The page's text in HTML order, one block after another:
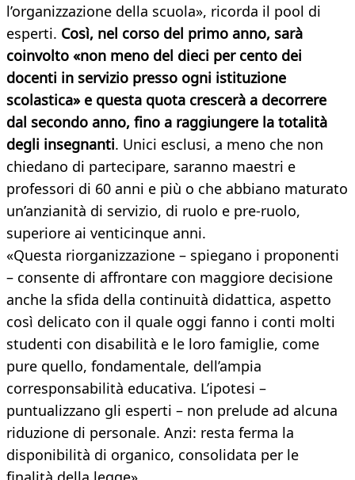
l’organizzazione della scuola», ricorda il pool di
esperti. Così, nel corso del primo anno, sarà
coinvolto «non meno del dieci per cento dei
docenti in servizio presso ogni istituzione
scolastica» e questa quota crescerà a decorrere
dal secondo anno, fino a raggiungere la totalità
degli insegnanti. Unici esclusi, a meno che non
chiedano di partecipare, saranno maestri e
professori di 60 anni e più o che abbiano maturato
un’anzianità di servizio, di ruolo e pre-ruolo,
superiore ai venticinque anni.
«Questa riorganizzazione – spiegano i proponenti
– consente di affrontare con maggiore decisione
anche la sfida della continuità didattica, aspetto
così delicato con il quale oggi fanno i conti molti
studenti con disabilità e le loro famiglie, come
pure quello, fondamentale, dell’ampia
corresponsabilità educativa. L’ipotesi –
puntualizzano gli esperti – non prelude ad alcuna
riduzione di personale. Anzi: resta ferma la
disponibilità di organico, consolidata per le